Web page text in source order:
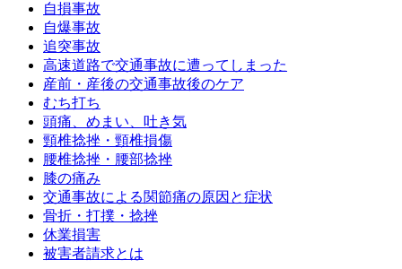
自損事故
自爆事故
追突事故
高速道路で交通事故に遭ってしまった
産前・産後の交通事故後のケア
むち打ち
頭痛、めまい、吐き気
頸椎捻挫・頸椎損傷
腰椎捻挫・腰部捻挫
膝の痛み
交通事故による関節痛の原因と症状
骨折・打撲・捻挫
休業損害
被害者請求とは